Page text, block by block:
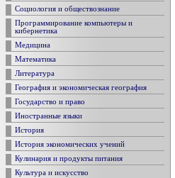
Социология и обществознание
Программирование компьютеры и
кибернетика
Медицина
Математика
Литература
География и экономическая география
Государство и право
Иностранные языки
История
История экономических учений
Кулинария и продукты питания
Культура и искусство